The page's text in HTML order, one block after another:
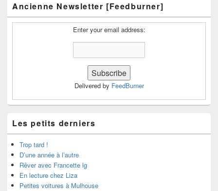
Ancienne Newsletter [Feedburner]
Enter your email address:
Delivered by FeedBurner
Les petits derniers
Trop tard !
D’une année à l’autre
Rêver avec Francette lg
En lecture chez Liza
Petites voitures à Mulhouse